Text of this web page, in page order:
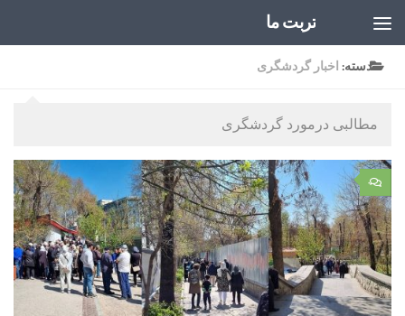
تربت ما
دسته: اخبار گردشگری
مطالبی درمورد گردشگری
۰